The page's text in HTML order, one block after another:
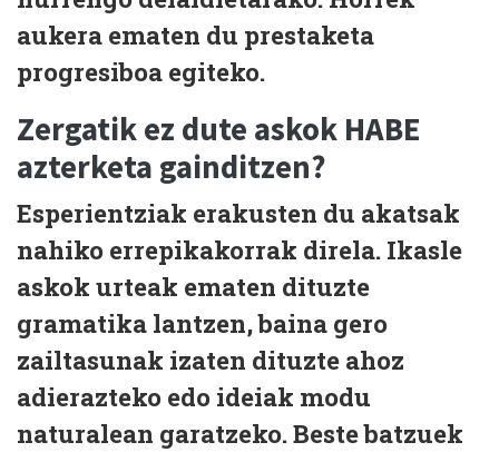
aukera ematen du prestaketa
progresiboa egiteko.
Zergatik ez dute askok HABE
azterketa gainditzen?
Esperientziak erakusten du akatsak
nahiko errepikakorrak direla. Ikasle
askok urteak ematen dituzte
gramatika lantzen, baina gero
zailtasunak izaten dituzte ahoz
adierazteko edo ideiak modu
naturalean garatzeko. Beste batzuek